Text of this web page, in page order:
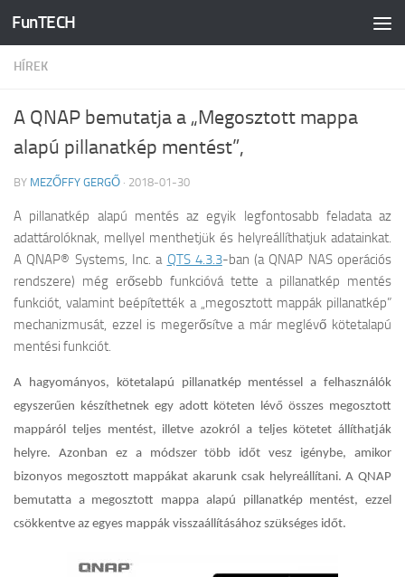
Skip to content
FunTECH
HÍREK
A QNAP bemutatja a „Megosztott mappa
alapú pillanatkép mentést”,
BY MEZŐFFY GERGŐ · 2018-01-30
A pillanatkép alapú mentés az egyik legfontosabb feladata az
adattárolóknak, mellyel menthetjük és helyreállíthatjuk adatainkat.
A QNAP® Systems, Inc. a QTS 4.3.3-ban (a QNAP NAS operációs
rendszere) még erősebb funkcióvá tette a pillanatkép mentés
funkciót, valamint beépítették a „megosztott mappák pillanatkép”
mechanizmusát, ezzel is megerősítve a már meglévő kötetalapú
mentési funkciót.
A hagyományos, kötetalapú pillanatkép mentéssel a felhasználók
egyszerűen készíthetnek egy adott köteten lévő összes megosztott
mappáról teljes mentést, illetve azokról a teljes kötetet állíthatják
helyre. Azonban ez a módszer több időt vesz igénybe, amikor
bizonyos megosztott mappákat akarunk csak helyreállítani. A QNAP
bemutatta a megosztott mappa alapú pillanatkép mentést, ezzel
csökkentve az egyes mappák visszaállításához szükséges időt.